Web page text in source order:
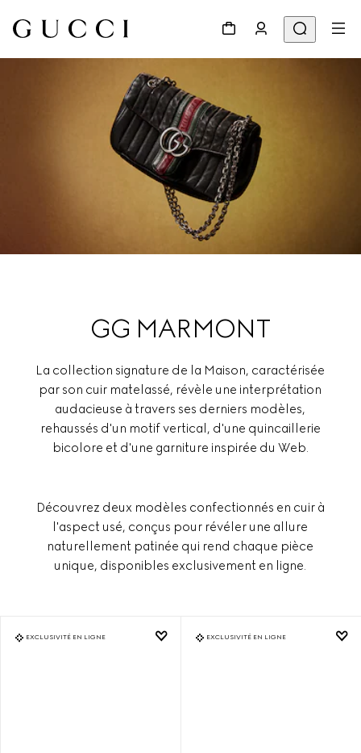
GG MARMONT
La collection signature de la Maison, caractérisée
par son cuir matelassé, révèle une interprétation
audacieuse à travers ses derniers modèles,
rehaussés d'un motif vertical, d'une quincaillerie
bicolore et d'une garniture inspirée du Web.
Découvrez deux modèles confectionnés en cuir à
l'aspect usé, conçus pour révéler une allure
naturellement patinée qui rend chaque pièce
unique, disponibles exclusivement en ligne.
EXCLUSIVITÉ EN LIGNE EXCLUSIVITÉ EN LIGNE